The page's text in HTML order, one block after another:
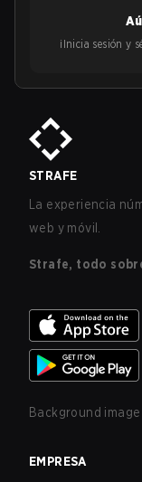
¡Inicia sesión y
STRAFE
La experiencia
web y móvil.
Strafe, todo
Background
EMPRESA